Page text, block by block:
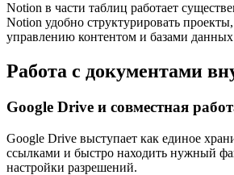
Notion в части таблиц работает
Notion удобно структурировать
управлению контентом и базами
Работа с документами
Google Drive и совместная
Google Drive выступает как единое
ссылками и быстро находить нужный
настройки разрешений.